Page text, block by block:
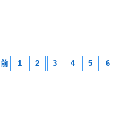
前 1 2 3 4 5 6